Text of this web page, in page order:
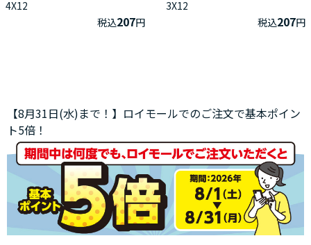
4X12
税込207円
3X12
税込207円
【8月31日(水)まで！】ロイモールでのご注文で基本ポイン
ト5倍！